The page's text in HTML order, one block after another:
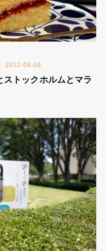
2012-08-06
トックホルムとマラ